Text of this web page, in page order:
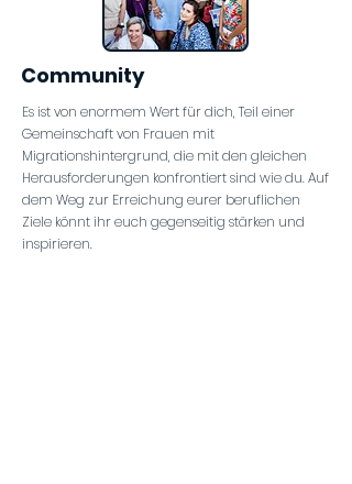
Community
Es ist von enormem Wert für dich, Teil einer
Gemeinschaft von Frauen mit
Migrationshintergrund, die mit den gleichen
Herausforderungen konfrontiert sind wie du. Auf
dem Weg zur Erreichung eurer beruflichen
Ziele könnt ihr euch gegenseitig stärken und
inspirieren.